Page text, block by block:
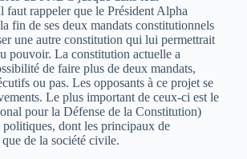
faut rappeler que le Président Alpha
fin de ses deux mandats constitutionnels
une autre constitution qui lui permettrait
pouvoir. La constitution actuelle a
de faire plus de deux mandats,
ou pas. Les opposants à ce projet se
Le plus important de ceux-ci est le
pour la Défense de la Constitution)
politiques, dont les principaux de
de la société civile.